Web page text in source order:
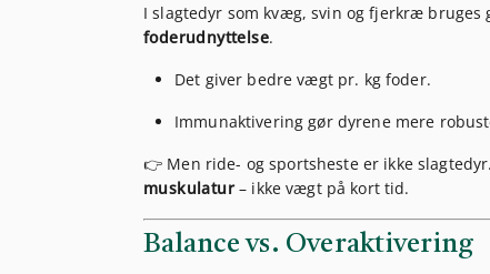
I slagtedyr som kvæg, svin og fjerkræ
foderudnyttelse.
Det giver bedre vægt pr. kg foder.
Immunaktivering gør dyrene mere
👉 Men ride- og sportsheste er ikke
muskulatur– ikke vægt på kort tid.
Balance vs. Overaktivering